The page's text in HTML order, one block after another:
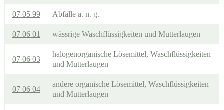
07 05 99 Abfälle a. n. g.
07 06 01 wässrige Waschflüssigkeiten und Mutterlaugen
07 06 03
halogenorganische Lösemittel, Waschflüssigkeiten
und Mutterlaugen
07 06 04
andere organische Lösemittel, Waschflüssigkeiten
und Mutterlaugen